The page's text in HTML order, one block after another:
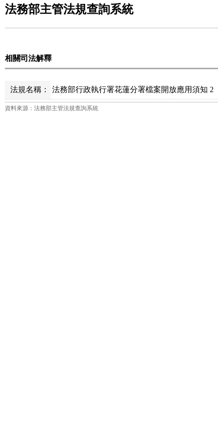
法務部主管法規查詢系統
相關司法解釋
法規名稱： 法務部行政執行署花蓮分署檔案開放應用須知 2
資料來源：法務部主管法規查詢系統